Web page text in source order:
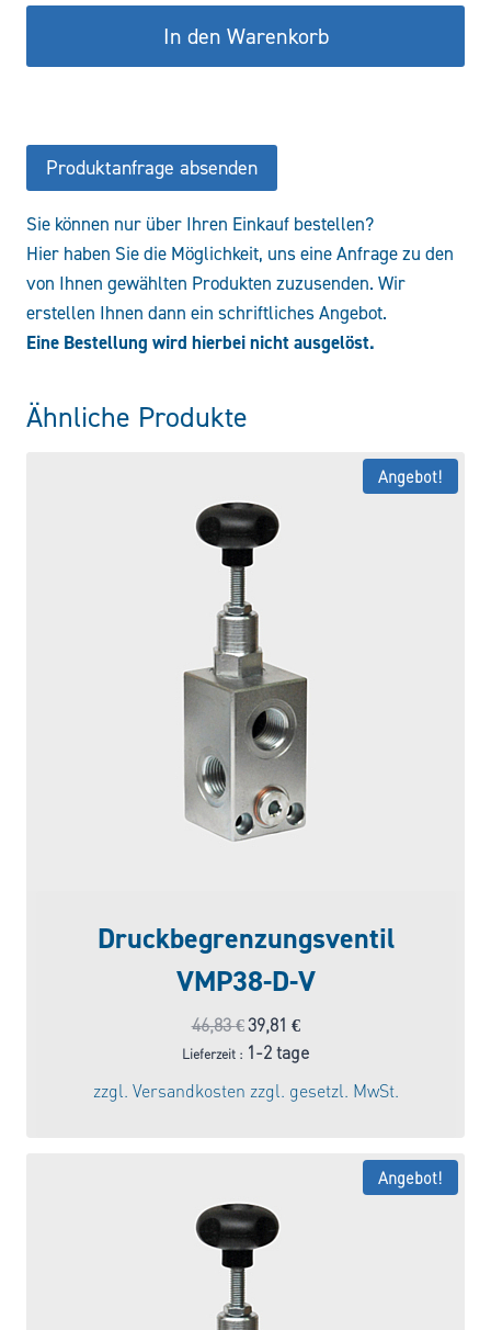
Drehumschaltventil
500bar
In den Warenkorb
Produktanfrage absenden
Sie können nur über Ihren Einkauf bestellen?
Hier haben Sie die Möglichkeit, uns eine Anfrage zu den
von Ihnen gewählten Produkten zuzusenden. Wir
erstellen Ihnen dann ein schriftliches Angebot.
Eine Bestellung wird hierbei nicht ausgelöst.
Ähnliche Produkte
Angebot!
Druckbegrenzungsventil
VMP38-D-V
46,83€Ursprünglicher
Preis
war:
46,83 €
39,81 €Aktueller
Preis
Lieferzeit : 1-2 tage
zzgl. Versandkosten zzgl. gesetzl. MwSt.
Angebot!